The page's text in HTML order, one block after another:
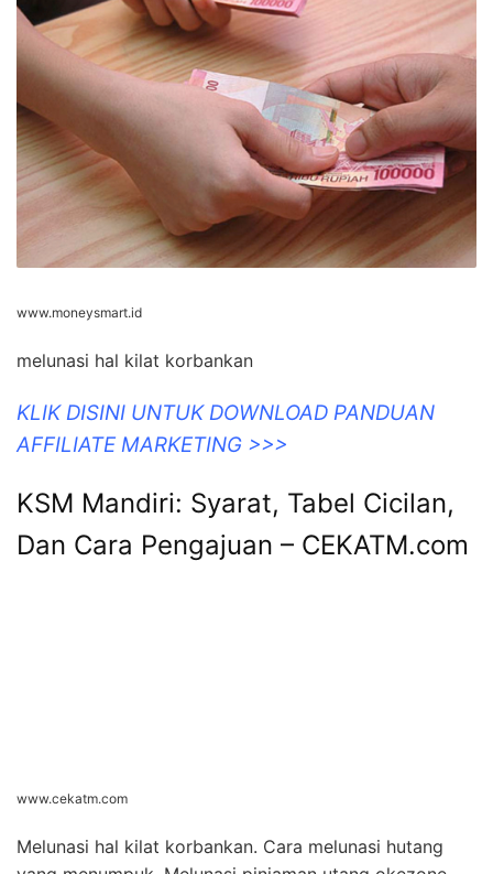
www.moneysmart.id
melunasi hal kilat korbankan
KLIK DISINI UNTUK DOWNLOAD PANDUAN
AFFILIATE MARKETING >>>
KSM Mandiri: Syarat, Tabel Cicilan,
Dan Cara Pengajuan – CEKATM.com
www.cekatm.com